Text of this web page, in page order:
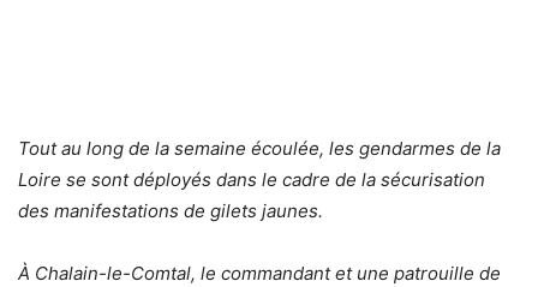
Tout au long de la semaine écoulée, les gendarmes de la
Loire se sont déployés dans le cadre de la sécurisation
des manifestations de gilets jaunes.
À Chalain-le-Comtal, le commandant et une patrouille de